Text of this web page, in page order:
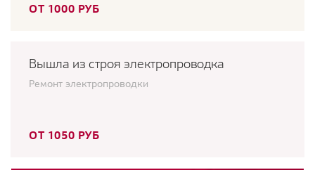
ОТ 1000 РУБ
Вышла из строя электропроводка
Ремонт электропроводки
ОТ 1050 РУБ